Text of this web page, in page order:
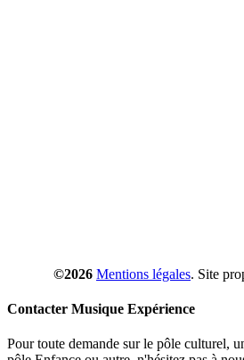
©2026 Mentions légales. Site
Contacter Musique Expérience
Pour toute demande sur le pôle culturel,